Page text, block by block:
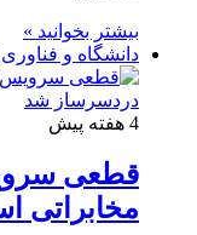
بیشتر بخوانید »
دانشگاه و
4 هفته پیش
قطعی
مخابراتی